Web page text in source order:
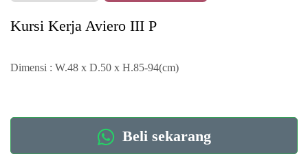
Kursi Kerja Aviero III P
Dimensi : W.48 x D.50 x H.85-94(cm)
Beli sekarang